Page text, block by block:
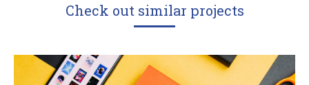
Check out similar projects